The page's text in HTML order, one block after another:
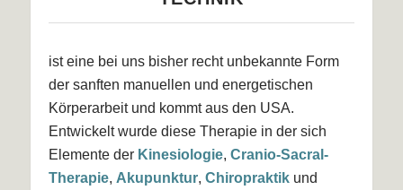
ist eine bei uns bisher recht unbekannte Form
der sanften manuellen und energetischen
Körperarbeit und kommt aus den USA.
Entwickelt wurde diese Therapie in der sich
Elemente der Kinesiologie, Cranio-Sacral-
Therapie, Akupunktur, Chiropraktikund